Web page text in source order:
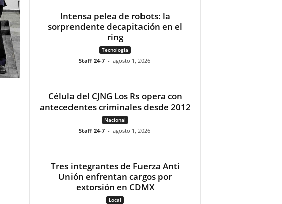
Intensa pelea de robots: la
sorprendente decapitación en el
ring
Tecnología
Staff 24-7 - agosto 1, 2026
Célula del CJNG Los Rs opera con
antecedentes criminales desde 2012
Nacional
Staff 24-7 - agosto 1, 2026
Tres integrantes de Fuerza Anti
Unión enfrentan cargos por
extorsión en CDMX
Local